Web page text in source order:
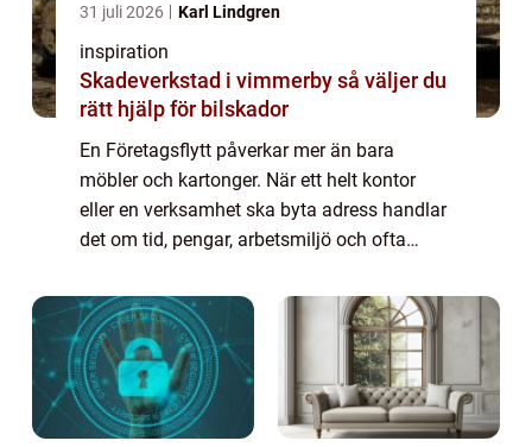
31 juli 2026 Karl Lindgren
inspiration
Skadeverkstad i vimmerby så väljer du
rätt hjälp för bilskador
En Företagsflytt påverkar mer än bara
möbler och kartonger. När ett helt kontor
eller en verksamhet ska byta adress handlar
det om tid, pengar, arbetsmiljö och ofta
flytt kan bli en nystart med bättre lokale...